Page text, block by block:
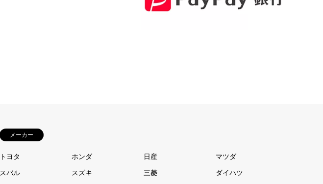
メーカー
トヨタ ホンダ 日産 マツダ
スバル スズキ 三菱 ダイハツ